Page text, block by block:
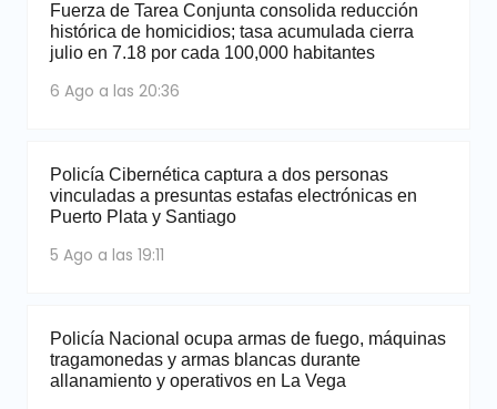
Fuerza de Tarea Conjunta consolida reducción
histórica de homicidios; tasa acumulada cierra
julio en 7.18 por cada 100,000 habitantes
6 Ago a las 20:36
Policía Cibernética captura a dos personas
vinculadas a presuntas estafas electrónicas en
Puerto Plata y Santiago
5 Ago a las 19:11
Policía Nacional ocupa armas de fuego, máquinas
tragamonedas y armas blancas durante
allanamiento y operativos en La Vega